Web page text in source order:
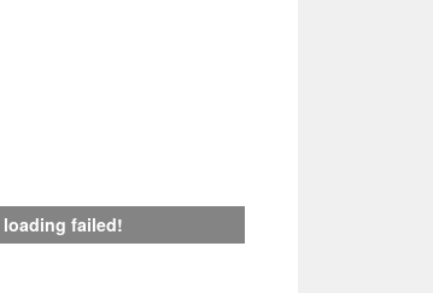
loading failed!